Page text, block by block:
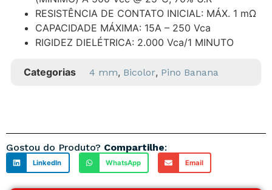
RESISTÊNCIA DE CONTATO INICIAL: MÁX. 1 mΩ
CAPACIDADE MÁXIMA: 15A – 250 Vca
RIGIDEZ DIELÉTRICA: 2.000 Vca/1 MINUTO
Categorias 4 mm, Bicolor, Pino Banana
Gostou do Produto? Compartilhe:
LinkedIn WhatsApp Email